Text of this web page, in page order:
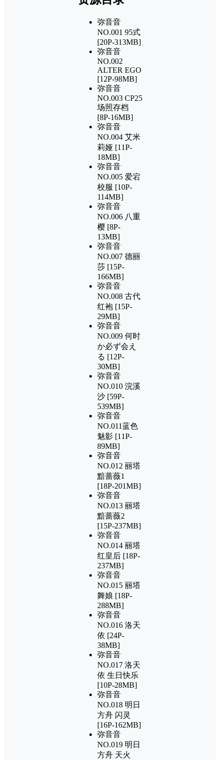
弥音音
NO.001 95式
[20P-313MB]
弥音音
NO.002
ALTER EGO
[12P-98MB]
弥音音
NO.003 CP25
场照存档
[8P-16MB]
弥音音
NO.004 艾米
莉娅 [11P-
18MB]
弥音音
NO.005 爱宕
校服 [10P-
114MB]
弥音音
NO.006 八重
樱 [8P-
13MB]
弥音音
NO.007 德丽
莎 [15P-
166MB]
弥音音
NO.008 古代
红袍 [15P-
29MB]
弥音音
NO.009 何时
か必ず会え
る [12P-
30MB]
弥音音
NO.010 浣溪
沙 [59P-
539MB]
弥音音
NO.011蓝色
魅影 [11P-
89MB]
弥音音
NO.012 丽塔
黯蔷薇1
[18P-201MB]
弥音音
NO.013 丽塔
黯蔷薇2
[15P-237MB]
弥音音
NO.014 丽塔
红皇后 [18P-
237MB]
弥音音
NO.015 丽塔
舞娘 [18P-
288MB]
弥音音
NO.016 洛天
依 [24P-
38MB]
弥音音
NO.017 洛天
依 生日快乐
[10P-28MB]
弥音音
NO.018 明日
方舟 闪灵
[16P-162MB]
弥音音
NO.019 明日
方舟 天火